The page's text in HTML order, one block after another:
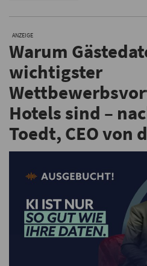
ANZEIGE
Warum
wichtigster
Hotels sind –
Toedt, CEO von